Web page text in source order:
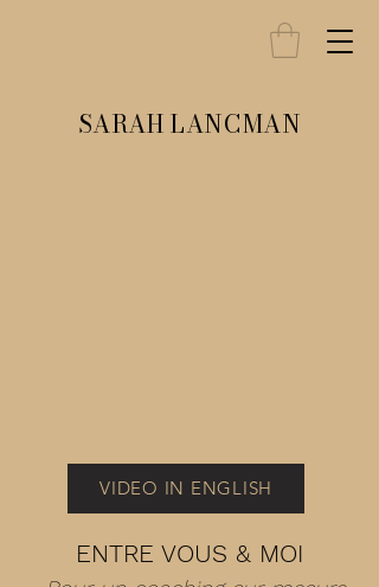
SARAH LANCMAN
VIDEO IN ENGLISH
ENTRE VOUS & MOI